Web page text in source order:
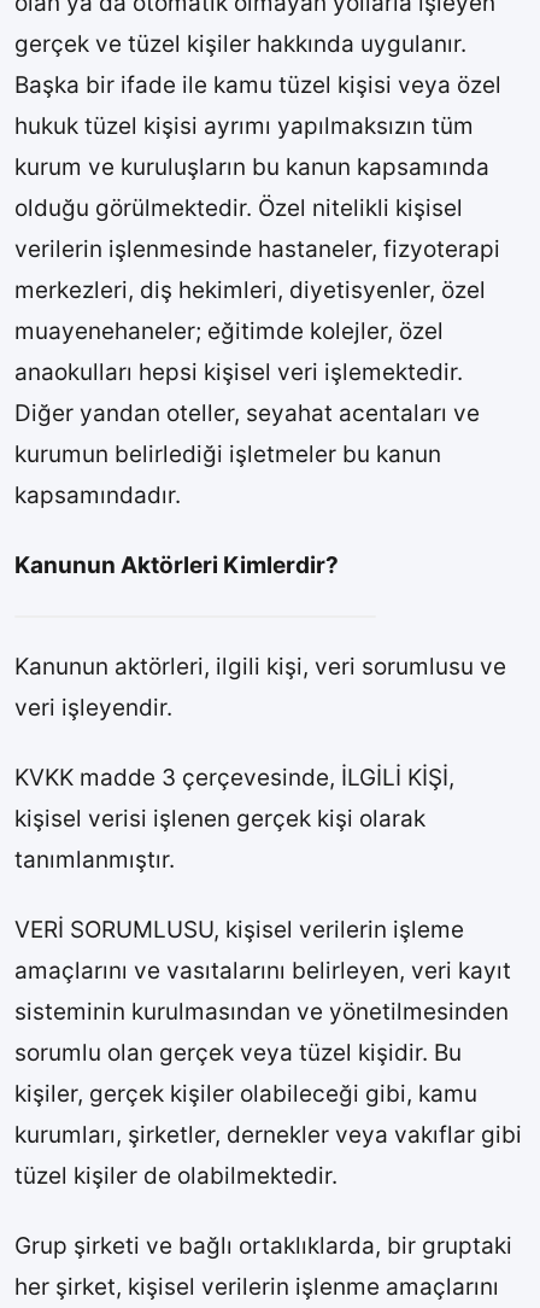
gerçek ve tüzel kişiler hakkında uygulanır.
Başka bir ifade ile kamu tüzel kişisi veya özel
hukuk tüzel kişisi ayrımı yapılmaksızın tüm
kurum ve kuruluşların bu kanun kapsamında
olduğu görülmektedir. Özel nitelikli kişisel
verilerin işlenmesinde hastaneler, fizyoterapi
merkezleri, diş hekimleri, diyetisyenler, özel
muayenehaneler; eğitimde kolejler, özel
anaokulları hepsi kişisel veri işlemektedir.
Diğer yandan oteller, seyahat acentaları ve
kurumun belirlediği işletmeler bu kanun
kapsamındadır.
Kanunun Aktörleri Kimlerdir?
Kanunun aktörleri, ilgili kişi, veri sorumlusu ve
veri işleyendir.
KVKK madde 3 çerçevesinde, İLGİLİ KİŞİ,
kişisel verisi işlenen gerçek kişi olarak
tanımlanmıştır.
VERİ SORUMLUSU, kişisel verilerin işleme
amaçlarını ve vasıtalarını belirleyen, veri kayıt
sisteminin kurulmasından ve yönetilmesinden
sorumlu olan gerçek veya tüzel kişidir. Bu
kişiler, gerçek kişiler olabileceği gibi, kamu
kurumları, şirketler, dernekler veya vakıflar gibi
tüzel kişiler de olabilmektedir.
Grup şirketi ve bağlı ortaklıklarda, bir gruptaki
her şirket, kişisel verilerin işlenme amaçlarını